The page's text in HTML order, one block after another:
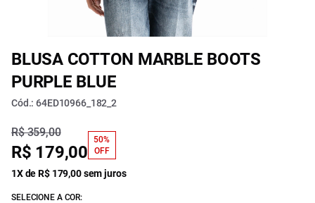
BLUSA COTTON MARBLE BOOTS
PURPLE BLUE
Cód.: 64ED10966_182_2
R$ 359,00
R$ 179,00
50%
OFF
1X de R$ 179,00 sem juros
SELECIONE A COR: